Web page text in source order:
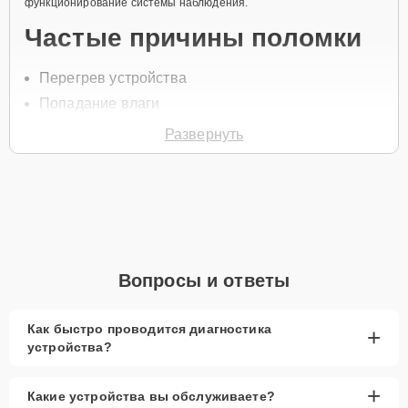
Частые причины поломки
Перегрев устройства
Попадание влаги
Неисправности электроники
Перепады напряжения
Главные особенности
сервиса
Развернуть
Вопросы и ответы
Как быстро проводится диагностика
устройства?
+
Какие устройства вы обслуживаете? +